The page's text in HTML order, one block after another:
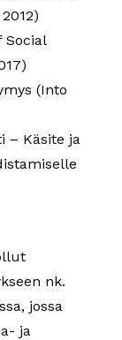
Social
(Into
– Käsite ja
nk.
jossa
ja